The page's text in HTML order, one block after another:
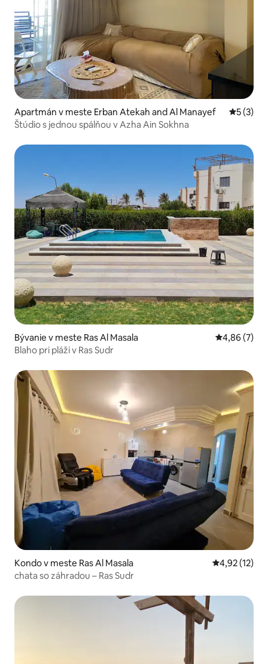
Apartmán v meste Erban Atekah and Al Manayef
5 (3)
Štúdio s jednou spálňou v Azha Ain Sokhna
Bývanie v meste Ras Al Masala Priemerné
4,86 (7)
Blaho pri pláži v Ras Sudr
Kondo v meste Ras Al Masala Priemerné
4,92 (12)
chata so záhradou – Ras Sudr